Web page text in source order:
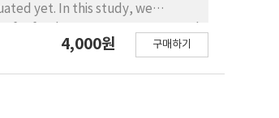
study, we
were selected for a total of 9
non-apartment area).
4,000원 구매하기